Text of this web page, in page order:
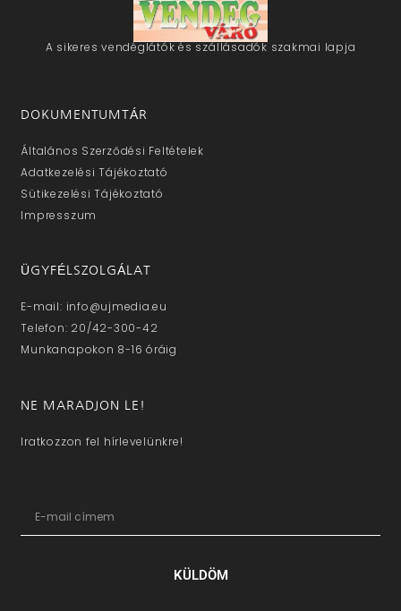
A sikeres vendéglátók és szállásadók szakmai lapja
DOKUMENTUMTÁR
Általános Szerződési Feltételek
Adatkezelési Tájékoztató
Sütikezelési Tájékoztató
Impresszum
ÜGYFÉLSZOLGÁLAT
E-mail: info@ujmedia.eu
Telefon: 20/42-300-42
Munkanapokon 8-16 óráig
NE MARADJON LE!
Iratkozzon fel hírlevelünkre!
KÜLDÖM